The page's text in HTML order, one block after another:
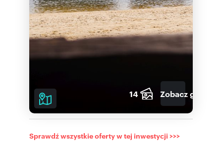
14 Zobacz galerię
Sprawdź wszystkie oferty w tej inwestycji >>>